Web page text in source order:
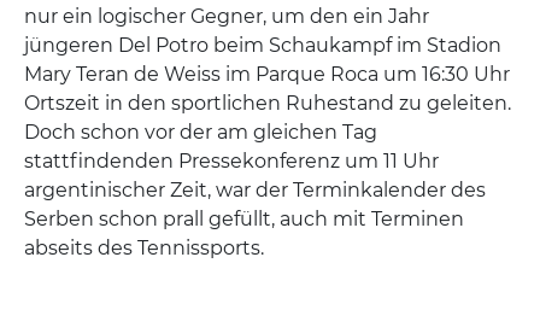
nur ein logischer Gegner, um den ein Jahr
jüngeren Del Potro beim Schaukampf im Stadion
Mary Teran de Weiss im Parque Roca um 16:30 Uhr
Ortszeit in den sportlichen Ruhestand zu geleiten.
Doch schon vor der am gleichen Tag
stattfindenden Pressekonferenz um 11 Uhr
argentinischer Zeit, war der Terminkalender des
Serben schon prall gefüllt, auch mit Terminen
abseits des Tennissports.